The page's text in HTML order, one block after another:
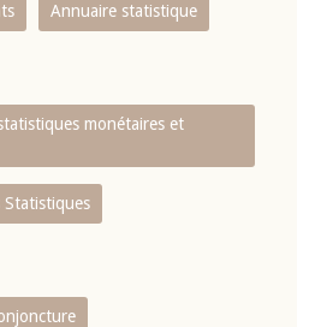
Annuaire statistique
monétaires et
Statistiques